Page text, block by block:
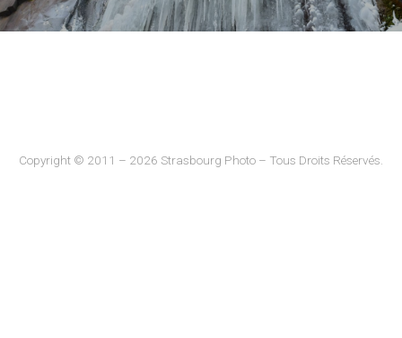
Copyright © 2011 – 2026 Strasbourg Photo – Tous Droits Réservés.